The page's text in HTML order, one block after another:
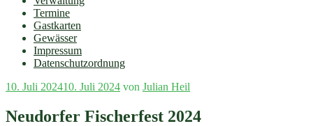
Termine
Gastkarten
Gewässer
Impressum
Datenschutzordnung
Veröffentlicht
10. Juli 202410. Juli 2024 von Julian Heil
Neudorfer Fischerfest 2024